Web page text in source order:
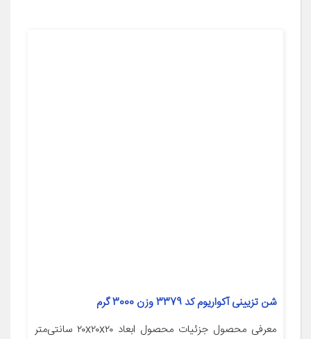
شن تزیینی آکواریوم کد 3379 وزن 3000 گرم
معرفی محصول جزئیات محصول ابعاد ۲۰x۲۰x۲۰ سانتی‌متر